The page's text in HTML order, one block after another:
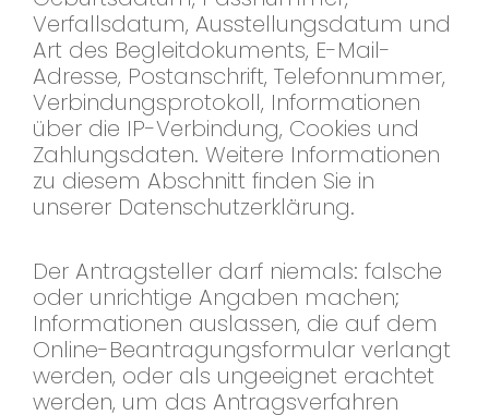
Verfallsdatum, Ausstellungsdatum und
Art des Begleitdokuments, E-Mail-
Adresse, Postanschrift, Telefonnummer,
Verbindungsprotokoll, Informationen
über die IP-Verbindung, Cookies und
Zahlungsdaten. Weitere Informationen
zu diesem Abschnitt finden Sie in
unserer Datenschutzerklärung.
Der Antragsteller darf niemals: falsche
oder unrichtige Angaben machen;
Informationen auslassen, die auf dem
Online-Beantragungsformular verlangt
werden, oder als ungeeignet erachtet
werden, um das Antragsverfahren